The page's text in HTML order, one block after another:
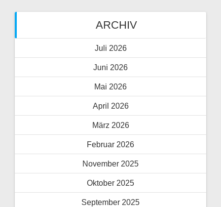
ARCHIV
Juli 2026
Juni 2026
Mai 2026
April 2026
März 2026
Februar 2026
November 2025
Oktober 2025
September 2025